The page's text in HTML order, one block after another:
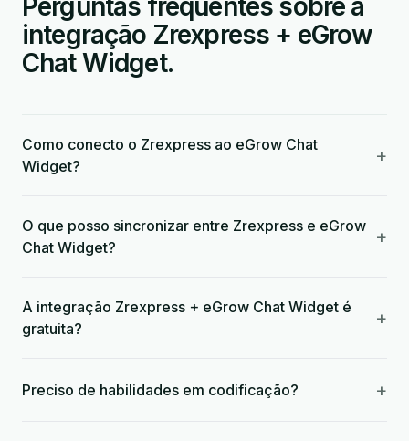
Perguntas frequentes sobre a
integração Zrexpress + eGrow
Chat Widget.
Como conecto o Zrexpress ao eGrow Chat
Widget?
+
O que posso sincronizar entre Zrexpress e eGrow
Chat Widget?
+
A integração Zrexpress + eGrow Chat Widget é
gratuita?
+
Preciso de habilidades em codificação? +